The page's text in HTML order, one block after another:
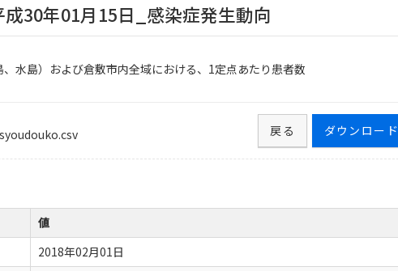
30年01月15日_感染症発生動向
水島）および倉敷市内全域における、1定点あたり患者数
ダウンロード
戻る
値
2018年02月01日